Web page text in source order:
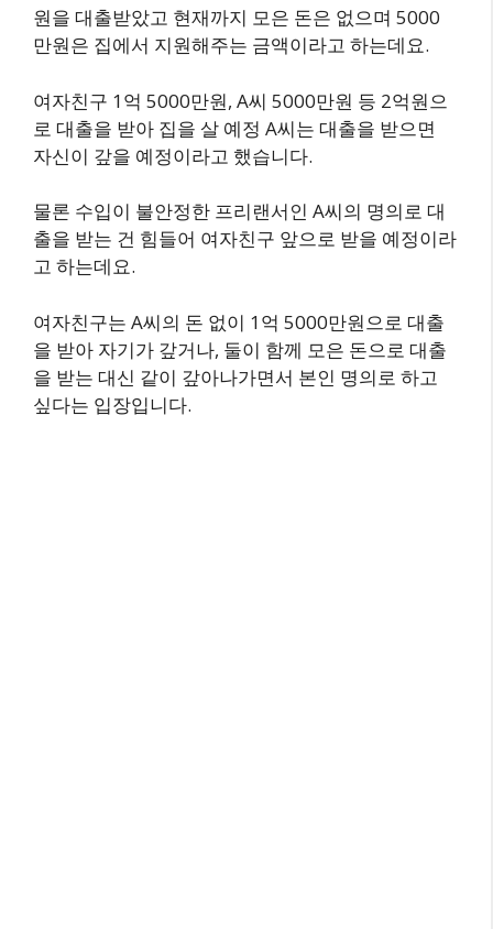
원을 대출받았고 현재까지 모은 돈은 없으며 5000
만원은 집에서 지원해주는 금액이라고 하는데요.
여자친구 1억 5000만원, A씨 5000만원 등 2억원으
로 대출을 받아 집을 살 예정 A씨는 대출을 받으면
자신이 갚을 예정이라고 했습니다.
물론 수입이 불안정한 프리랜서인 A씨의 명의로 대
출을 받는 건 힘들어 여자친구 앞으로 받을 예정이라
고 하는데요.
여자친구는 A씨의 돈 없이 1억 5000만원으로 대출
을 받아 자기가 갚거나, 둘이 함께 모은 돈으로 대출
을 받는 대신 같이 갚아나가면서 본인 명의로 하고
싶다는 입장입니다.